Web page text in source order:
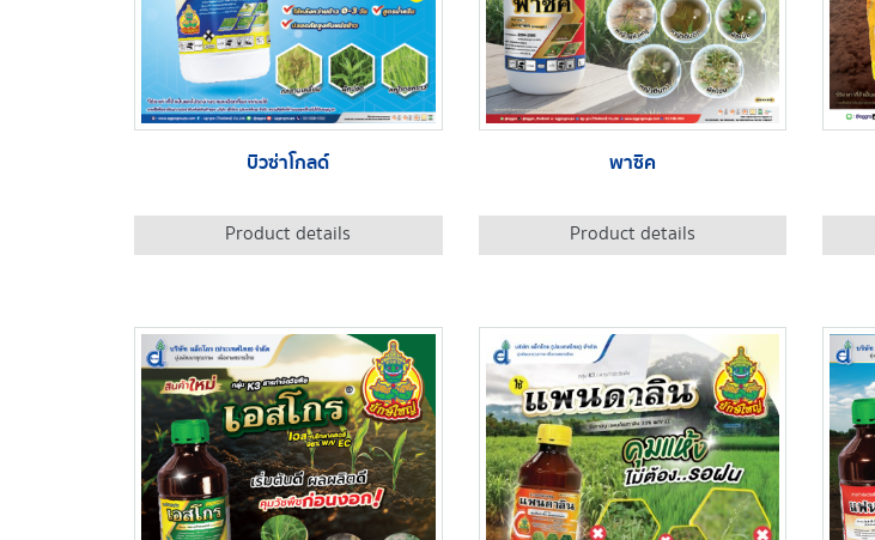
บิวซ่าโกลด์
Product details
พาซิค
Product details